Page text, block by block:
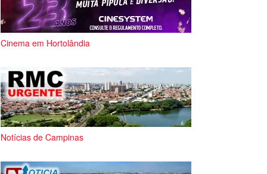
Cinema em Hortolândia
Notícias de Campinas